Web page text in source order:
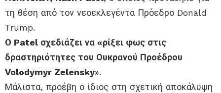
τη θέση από τον νεοεκλεγέντα Πρόεδρο Donald
Trump.
Ο Patel σχεδιάζει να «ρίξει φως στις
δραστηριότητες του Ουκρανού Προέδρου
Volodymyr Zelensky».
Μάλιστα, προέβη ο ίδιος στη σχετική αποκάλυψη